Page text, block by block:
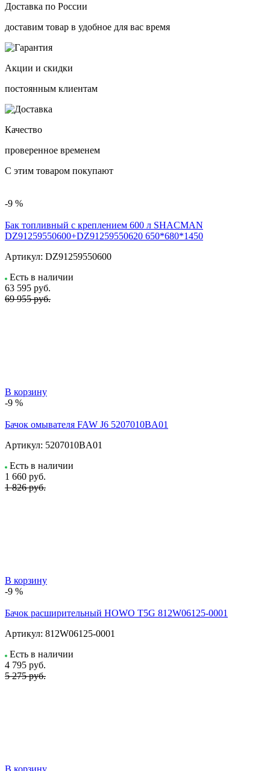
Доставка по России
доставим товар в удобное для вас время
Акции и скидки
постоянным клиентам
Качество
проверенное временем
С этим товаром покупают
-9 %
Бак топливный с креплением 600 л SHACMAN
DZ91259550600+DZ91259550620 650*680*1450
Артикул: DZ91259550600
Есть в наличии
63 595 руб.
69 955 руб.
В корзину
-9 %
Бачок омывателя FAW J6 5207010BA01
Артикул: 5207010BA01
Есть в наличии
1 660 руб.
1 826 руб.
В корзину
-9 %
Бачок расширительный HOWO T5G 812W06125-0001
Артикул: 812W06125-0001
Есть в наличии
4 795 руб.
5 275 руб.
В корзину